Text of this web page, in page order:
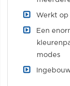
Werkt op
Een
modes